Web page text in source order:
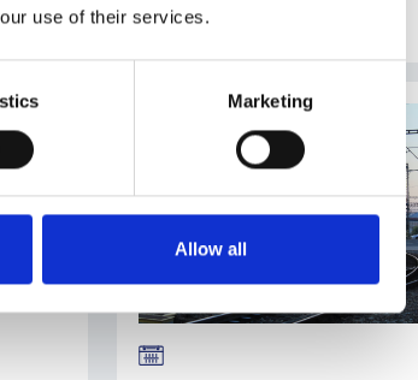
use of their services.
Marketing
Allow all
Repubblica Ceca